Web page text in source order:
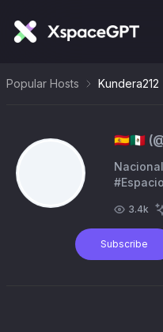
Popular Hosts Kundera212
🇪🇦🇲🇽
3.4k
Subscribe